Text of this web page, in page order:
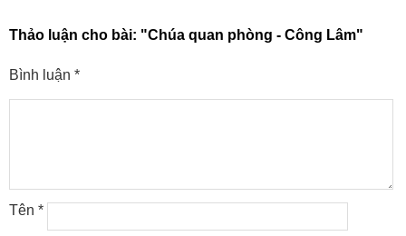
Thảo luận cho bài: "Chúa quan phòng - Công Lâm"
Bình luận *
Tên *